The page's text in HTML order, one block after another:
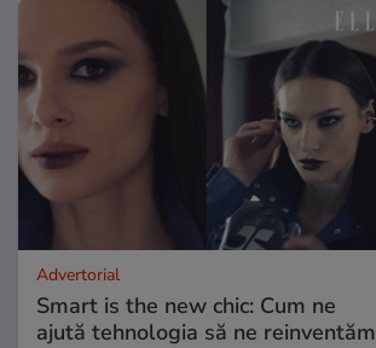
Advertorial
Smart is the new chic: Cum ne
ajută tehnologia să ne reinventăm